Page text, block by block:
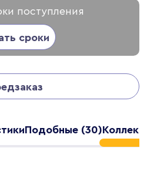
поступления
сроки
Подобные (30)